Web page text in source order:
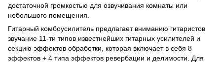
достаточной громкостью для озвучивания комнаты или
небольшого помещения.
Гитарный комбоусилитель предлагает вниманию гитаристов
звучание 11-ти типов известнейших гитарных усилителей и
секцию эффектов обработки, которая включает в себя 8
эффектов + 4 типа эффектов ревербации и делимости. Для